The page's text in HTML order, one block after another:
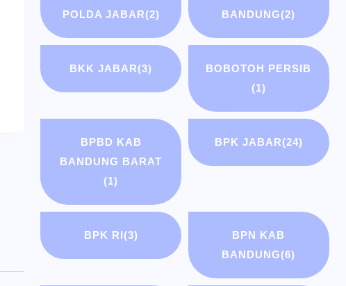
POLDA JABAR(2)
BANDUNG(2)
BKK JABAR(3)
BOBOTOH PERSIB
(1)
BPBD KAB
BANDUNG BARAT
(1)
BPK JABAR(24)
BPK RI(3)
BPN KAB
BANDUNG(6)